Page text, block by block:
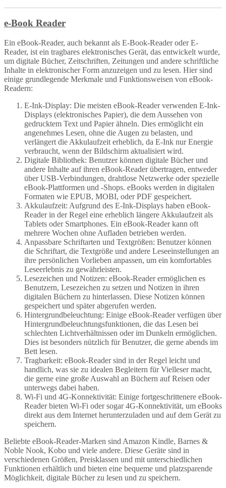
e-Book Reader
Ein eBook-Reader, auch bekannt als E-Book-Reader oder E-
Reader, ist ein tragbares elektronisches Gerät, das entwickelt wurde,
um digitale Bücher, Zeitschriften, Zeitungen und andere schriftliche
Inhalte in elektronischer Form anzuzeigen und zu lesen. Hier sind
einige grundlegende Merkmale und Funktionsweisen von eBook-
Readern:
E-Ink-Display: Die meisten eBook-Reader verwenden E-Ink-
Displays (elektronisches Papier), die dem Aussehen von
gedrucktem Text und Papier ähneln. Dies ermöglicht ein
angenehmes Lesen, ohne die Augen zu belasten, und
verlängert die Akkulaufzeit erheblich, da E-Ink nur Energie
verbraucht, wenn der Bildschirm aktualisiert wird.
Digitale Bibliothek: Benutzer können digitale Bücher und
andere Inhalte auf ihren eBook-Reader übertragen, entweder
über USB-Verbindungen, drahtlose Netzwerke oder spezielle
eBook-Plattformen und -Shops. eBooks werden in digitalen
Formaten wie EPUB, MOBI, oder PDF gespeichert.
Akkulaufzeit: Aufgrund des E-Ink-Displays haben eBook-
Reader in der Regel eine erheblich längere Akkulaufzeit als
Tablets oder Smartphones. Ein eBook-Reader kann oft
mehrere Wochen ohne Aufladen betrieben werden.
Anpassbare Schriftarten und Textgrößen: Benutzer können
die Schriftart, die Textgröße und andere Leseeinstellungen an
ihre persönlichen Vorlieben anpassen, um ein komfortables
Leseerlebnis zu gewährleisten.
Lesezeichen und Notizen: eBook-Reader ermöglichen es
Benutzern, Lesezeichen zu setzen und Notizen in ihren
digitalen Büchern zu hinterlassen. Diese Notizen können
gespeichert und später abgerufen werden.
Hintergrundbeleuchtung: Einige eBook-Reader verfügen über
Hintergrundbeleuchtungsfunktionen, die das Lesen bei
schlechten Lichtverhältnissen oder im Dunkeln ermöglichen.
Dies ist besonders nützlich für Benutzer, die gerne abends im
Bett lesen.
Tragbarkeit: eBook-Reader sind in der Regel leicht und
handlich, was sie zu idealen Begleitern für Vielleser macht,
die gerne eine große Auswahl an Büchern auf Reisen oder
unterwegs dabei haben.
Wi-Fi und 4G-Konnektivität: Einige fortgeschrittenere eBook-
Reader bieten Wi-Fi oder sogar 4G-Konnektivität, um eBooks
direkt aus dem Internet herunterzuladen und auf dem Gerät zu
speichern.
Beliebte eBook-Reader-Marken sind Amazon Kindle, Barnes &
Noble Nook, Kobo und viele andere. Diese Geräte sind in
verschiedenen Größen, Preisklassen und mit unterschiedlichen
Funktionen erhältlich und bieten eine bequeme und platzsparende
Möglichkeit, digitale Bücher zu lesen und zu speichern.